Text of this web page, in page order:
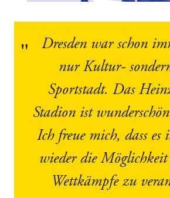
Dresden war schon
nur Kultur-
Sportstadt. Das
Stadion ist
Ich freue mich, dass es
wieder die
Wettkämpfe zu